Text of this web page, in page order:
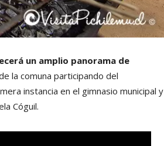
un amplio panorama de
la comuna participando del
instancia en el gimnasio municipal y
Cóguil.